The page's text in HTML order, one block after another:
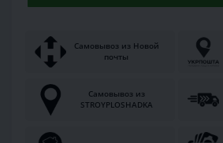
Самовывоз из Новой
почты
Самовывоз из
STROYPLOSHADKA